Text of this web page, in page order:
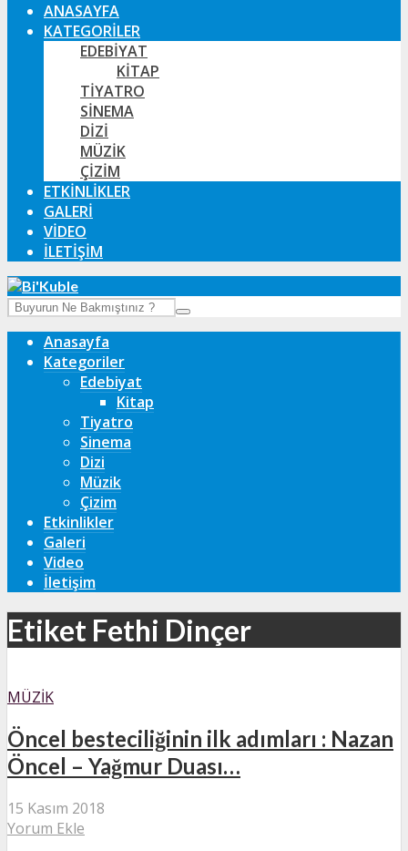
ANASAYFA
KATEGORILER
EDEBIYAT
KITAP
TIYATRO
SINEMA
DIZI
MÜZIK
ÇIZIM
ETKINLIKLER
GALERI
VIDEO
İLETIŞIM
Anasayfa
Kategoriler
Edebiyat
Kitap
Tiyatro
Sinema
Dizi
Müzik
Çizim
Etkinlikler
Galeri
Video
İletişim
Etiket Fethi Dinçer
MÜZIK
Öncel besteciliğinin ilk adımları : Nazan
Öncel – Yağmur Duası…
15 Kasım 2018
Yorum Ekle